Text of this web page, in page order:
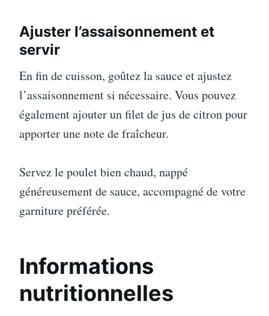
Ajuster l’assaisonnement et
servir
En fin de cuisson, goûtez la sauce et ajustez
l’assaisonnement si nécessaire. Vous pouvez
également ajouter un filet de jus de citron pour
apporter une note de fraîcheur.
Servez le poulet bien chaud, nappé
généreusement de sauce, accompagné de votre
garniture préférée.
Informations
nutritionnelles